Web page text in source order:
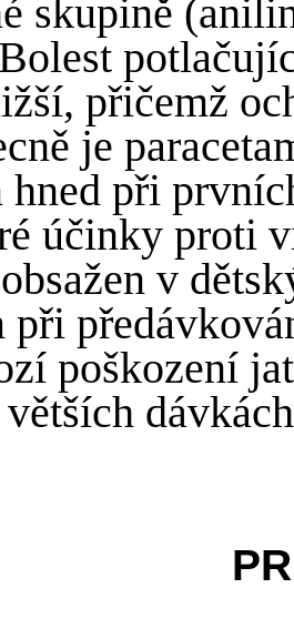
přičemž
je
při
účinky proti
v
poškození